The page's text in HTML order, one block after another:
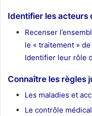
Identifier les acteurs
Recenser
le « traitement » de
Identifier leur rôle
Connaître les règles
Les maladies et
Le contrôle médical